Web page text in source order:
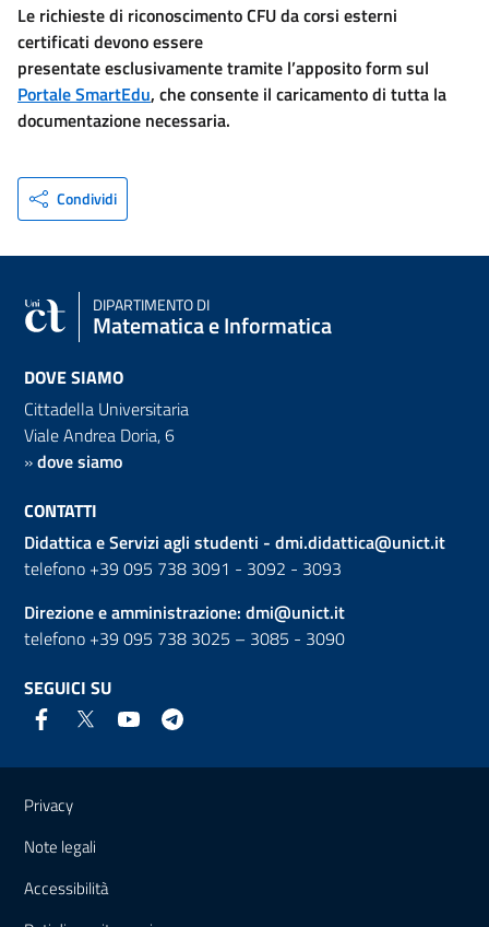
Le richieste di riconoscimento CFU da corsi esterni
certificati devono essere
presentate esclusivamente tramite l’apposito form sul
Portale SmartEdu, che consente il caricamento di tutta la
documentazione necessaria.
Condividi
DIPARTIMENTO DI
Matematica e Informatica
DOVE SIAMO
Cittadella Universitaria
Viale Andrea Doria, 6
»dove siamo
CONTATTI
Didattica e Servizi agli studenti - dmi.didattica@unict.it
telefono +39 095 738 3091 - 3092 - 3093
Direzione e amministrazione: dmi@unict.it
telefono +39 095 738 3025 – 3085 - 3090
SEGUICI SU
Link e informazioni utili
Privacy
Note legali
Accessibilità